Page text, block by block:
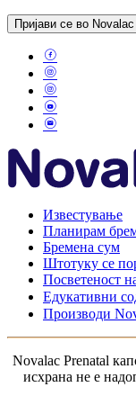
Пријави се во
Известување
Планирам
Бремена сум
Штотуку се
Посветеност
Едукативни
Моето
Производи
6-12
1-3
за
Novalac Рrenatal
исхрана не е